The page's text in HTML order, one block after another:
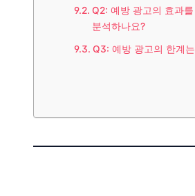
Q2: 예방 광고의 효과를
분석하나요?
Q3: 예방 광고의 한계